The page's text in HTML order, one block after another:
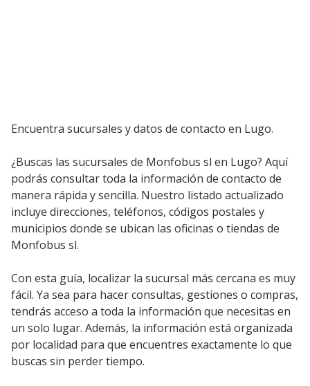
Encuentra sucursales y datos de contacto en Lugo.
¿Buscas las sucursales de Monfobus sl en Lugo? Aquí
podrás consultar toda la información de contacto de
manera rápida y sencilla. Nuestro listado actualizado
incluye direcciones, teléfonos, códigos postales y
municipios donde se ubican las oficinas o tiendas de
Monfobus sl.
Con esta guía, localizar la sucursal más cercana es muy
fácil. Ya sea para hacer consultas, gestiones o compras,
tendrás acceso a toda la información que necesitas en
un solo lugar. Además, la información está organizada
por localidad para que encuentres exactamente lo que
buscas sin perder tiempo.